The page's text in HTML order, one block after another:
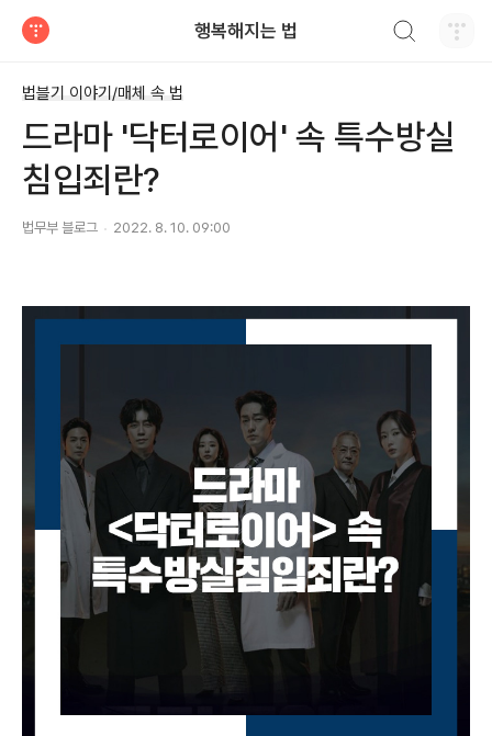
행복해지는 법
법블기 이야기/매체 속 법
드라마 '닥터로이어' 속 특수방실
침입죄란?
법무부 블로그 2022. 8. 10. 09:00